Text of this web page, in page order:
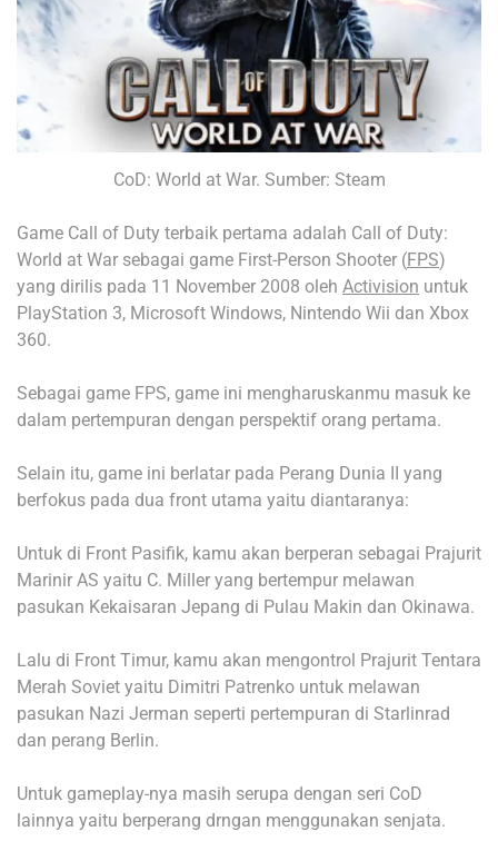
CoD: World at War. Sumber: Steam
Game Call of Duty terbaik pertama adalah Call of Duty:
World at War sebagai game First-Person Shooter (FPS)
yang dirilis pada 11 November 2008 oleh Activision untuk
PlayStation 3, Microsoft Windows, Nintendo Wii dan Xbox
360.
Sebagai game FPS, game ini mengharuskanmu masuk ke
dalam pertempuran dengan perspektif orang pertama.
Selain itu, game ini berlatar pada Perang Dunia II yang
berfokus pada dua front utama yaitu diantaranya:
Untuk di Front Pasifik, kamu akan berperan sebagai Prajurit
Marinir AS yaitu C. Miller yang bertempur melawan
pasukan Kekaisaran Jepang di Pulau Makin dan Okinawa.
Lalu di Front Timur, kamu akan mengontrol Prajurit Tentara
Merah Soviet yaitu Dimitri Patrenko untuk melawan
pasukan Nazi Jerman seperti pertempuran di Starlinrad
dan perang Berlin.
Untuk gameplay-nya masih serupa dengan seri CoD
lainnya yaitu berperang drngan menggunakan senjata.